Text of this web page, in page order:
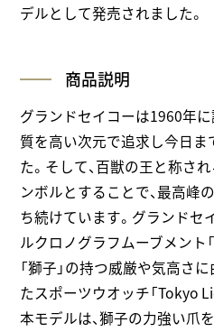
デルとして発売されました。
商品説明
グランドセイコーは1960年
質を高い次元で追求し今日
た。そして、百獣の王と称さ
ンボルとすることで、最高峰
ち続けています。グランドセ
ルクロノグラフムーブメント
「獅子」の持つ威厳や気高さ
たスポーツウオッチ「Tokyo
本モデルは、獅子の力強い爪